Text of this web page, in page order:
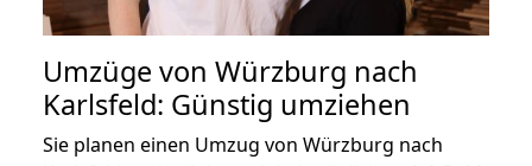
Umzüge von Würzburg nach
Karlsfeld: Günstig umziehen
Sie planen einen Umzug von Würzburg nach